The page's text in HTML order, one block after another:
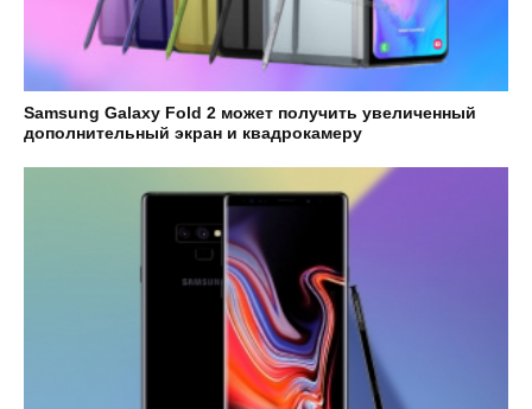
Samsung Galaxy Fold 2 может получить увеличенный
дополнительный экран и квадрокамеру